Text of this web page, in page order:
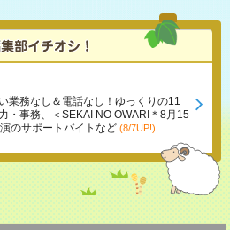
業務なし＆電話なし！ゆっくりの11
・事務、＜SEKAI NO OWARI＊8月15
のサポートバイトなど (8/7UP!)